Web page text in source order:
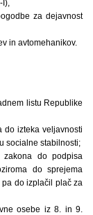
za dejavnost
in avtomehanikov.
listu Republike
do izteka veljavnosti
socialne stabilnosti;
do podpisa
do sprejema
do izplačil plač za
osebe iz 8. in 9.